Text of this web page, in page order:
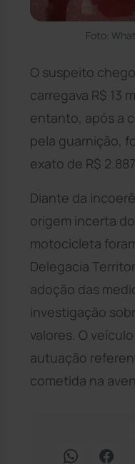
Foto:
O suspeito
carregava R$ 13
entanto, após a
pela guarnição,
exato de R$
Diante da
origem incerta
motocicleta
Delegacia
adoção das
investigação
valores. O
autuação
cometida na